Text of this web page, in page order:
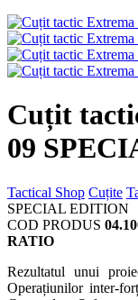
Cuțit
09
Tactical Shop Cuțite
SPECIAL EDITION
COD PRODUS
RATIO
Rezultatul unui
Operațiunilor inter-